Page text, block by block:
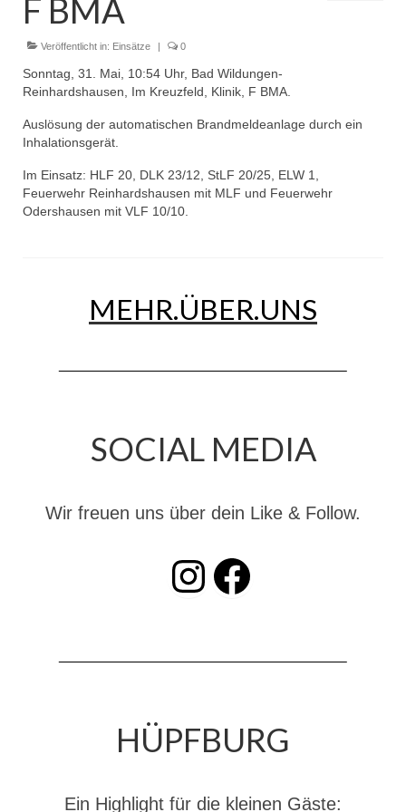
Dienstplan
Einsätze
Einsatzstichworte
Jugendfeuerwehr
Dienstplan
Kreiszeltlager 2023
Katastrophenschutz
Termine
F BMA
Veröffentlicht in: Einsätze | 0
Sonntag, 31. Mai, 10:54 Uhr, Bad Wildungen-
Reinhardshausen, Im Kreuzfeld, Klinik, F BMA.
Auslösung der automatischen Brandmeldeanlage durch ein
Inhalationsgerät.
Im Einsatz: HLF 20, DLK 23/12, StLF 20/25, ELW 1,
Feuerwehr Reinhardshausen mit MLF und Feuerwehr
Odershausen mit VLF 10/10.
MEHR.ÜBER.UNS
SOCIAL MEDIA
Wir freuen uns über dein Like & Follow.
INSTAGRAM Facebook
HÜPFBURG
Ein Highlight für die kleinen Gäste: